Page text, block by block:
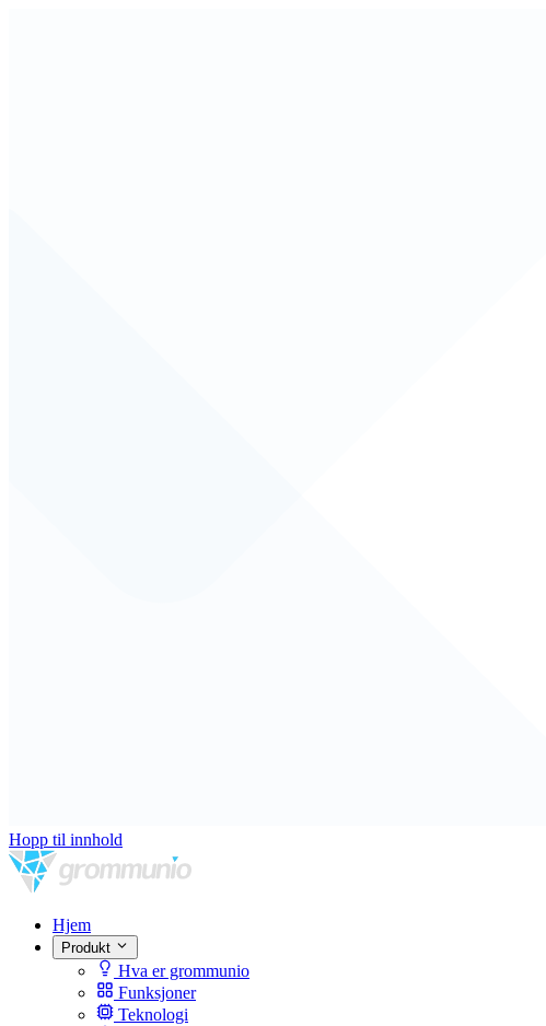
Hopp til innhold
Hjem
Produkt
Hva er grommunio
Funksjoner
Teknologi